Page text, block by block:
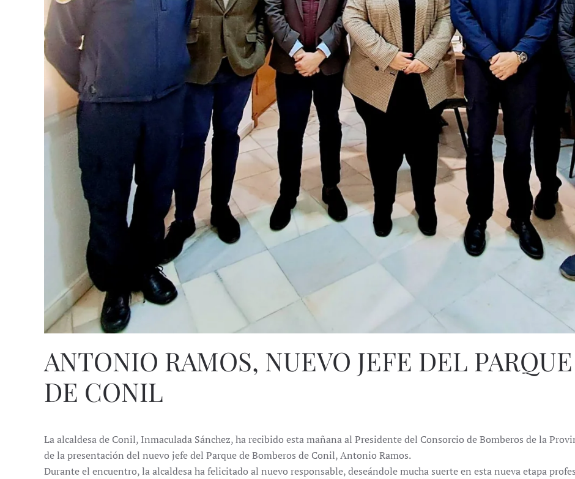
ANTONIO RAMOS, NUEVO JEFE DEL
DE CONIL
La alcaldesa de Conil, Inmaculada Sánchez,ha recibido esta mañana al Presidente del Consorcio de Bomberos de la
de la presentación del nuevo jefe del Parque de Bomberos de Conil, Antonio Ramos.
Durante el encuentro, la alcaldesa ha felicitado al nuevo responsable, deseándole mucha suerte en esta nueva etapa